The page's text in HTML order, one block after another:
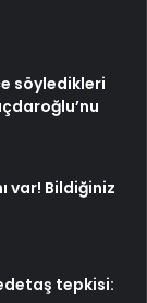
söyledikleri
var! Bildiğiniz
tepkisi: